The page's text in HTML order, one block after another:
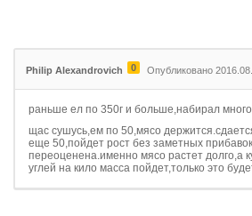
Philip Alexandrovich 0 Опубликовано
раньше ел по 350г и больше,набирал
щас сушусь,ем по 50,мясо
еще 50,пойдет рост без заметных
переоценена.именно мясо растет долго,а
углей на кило масса пойдет,только это